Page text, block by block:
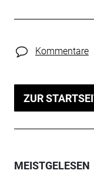
Kommentare
ZUR
MEISTGELESEN